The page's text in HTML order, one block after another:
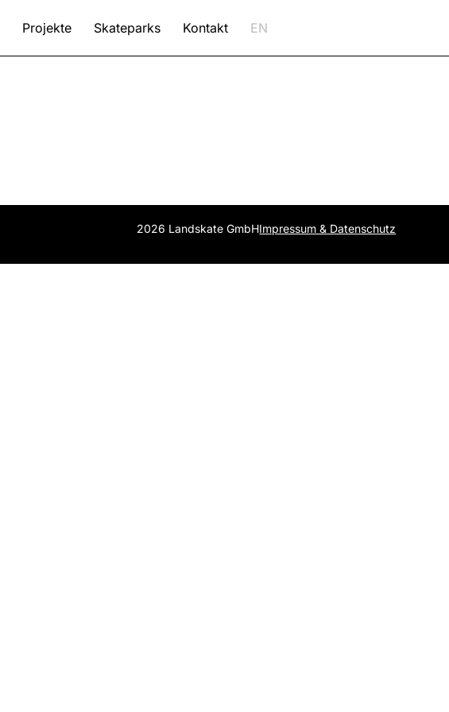
Projekte Skateparks Kontakt EN
2026 Landskate GmbHImpressum & Datenschutz